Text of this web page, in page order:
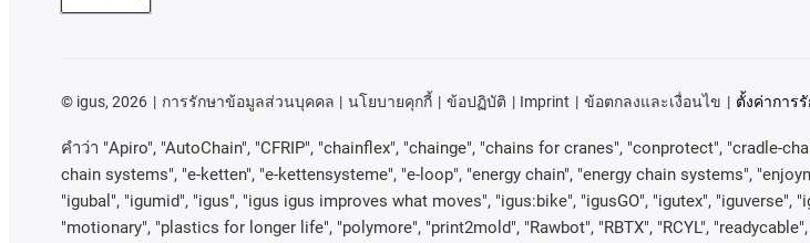
© igus, 2026 การรักษาข้อมูลส่วนบุคคล นโยบายคุกกี้ ข้อปฏิบัติ Imprint ข้อตกลงและเงื่อนไข ตั้งค่าการ
คําว่า "Apiro", "AutoChain", "CFRIP", "chainflex", "chainge", "chains for cranes", "conprotect", "cradle-
chain systems", "e-ketten", "e-kettensysteme", "e-loop", "energy chain", "energy chain systems",
"igubal", "igumid", "igus", "igus igus improves what moves", "igus:bike", "igusGO", "igutex",
"motionary", "plastics for longer life", "polymore", "print2mold", "Rawbot", "RBTX", "RCYL",